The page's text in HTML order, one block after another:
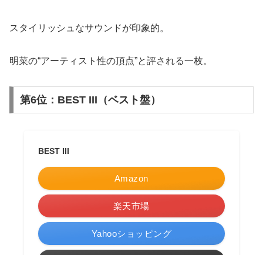
スタイリッシュなサウンドが印象的。
明菜の“アーティスト性の頂点”と評される一枚。
第6位：BEST III（ベスト盤）
BEST III
Amazon
楽天市場
Yahooショッピング